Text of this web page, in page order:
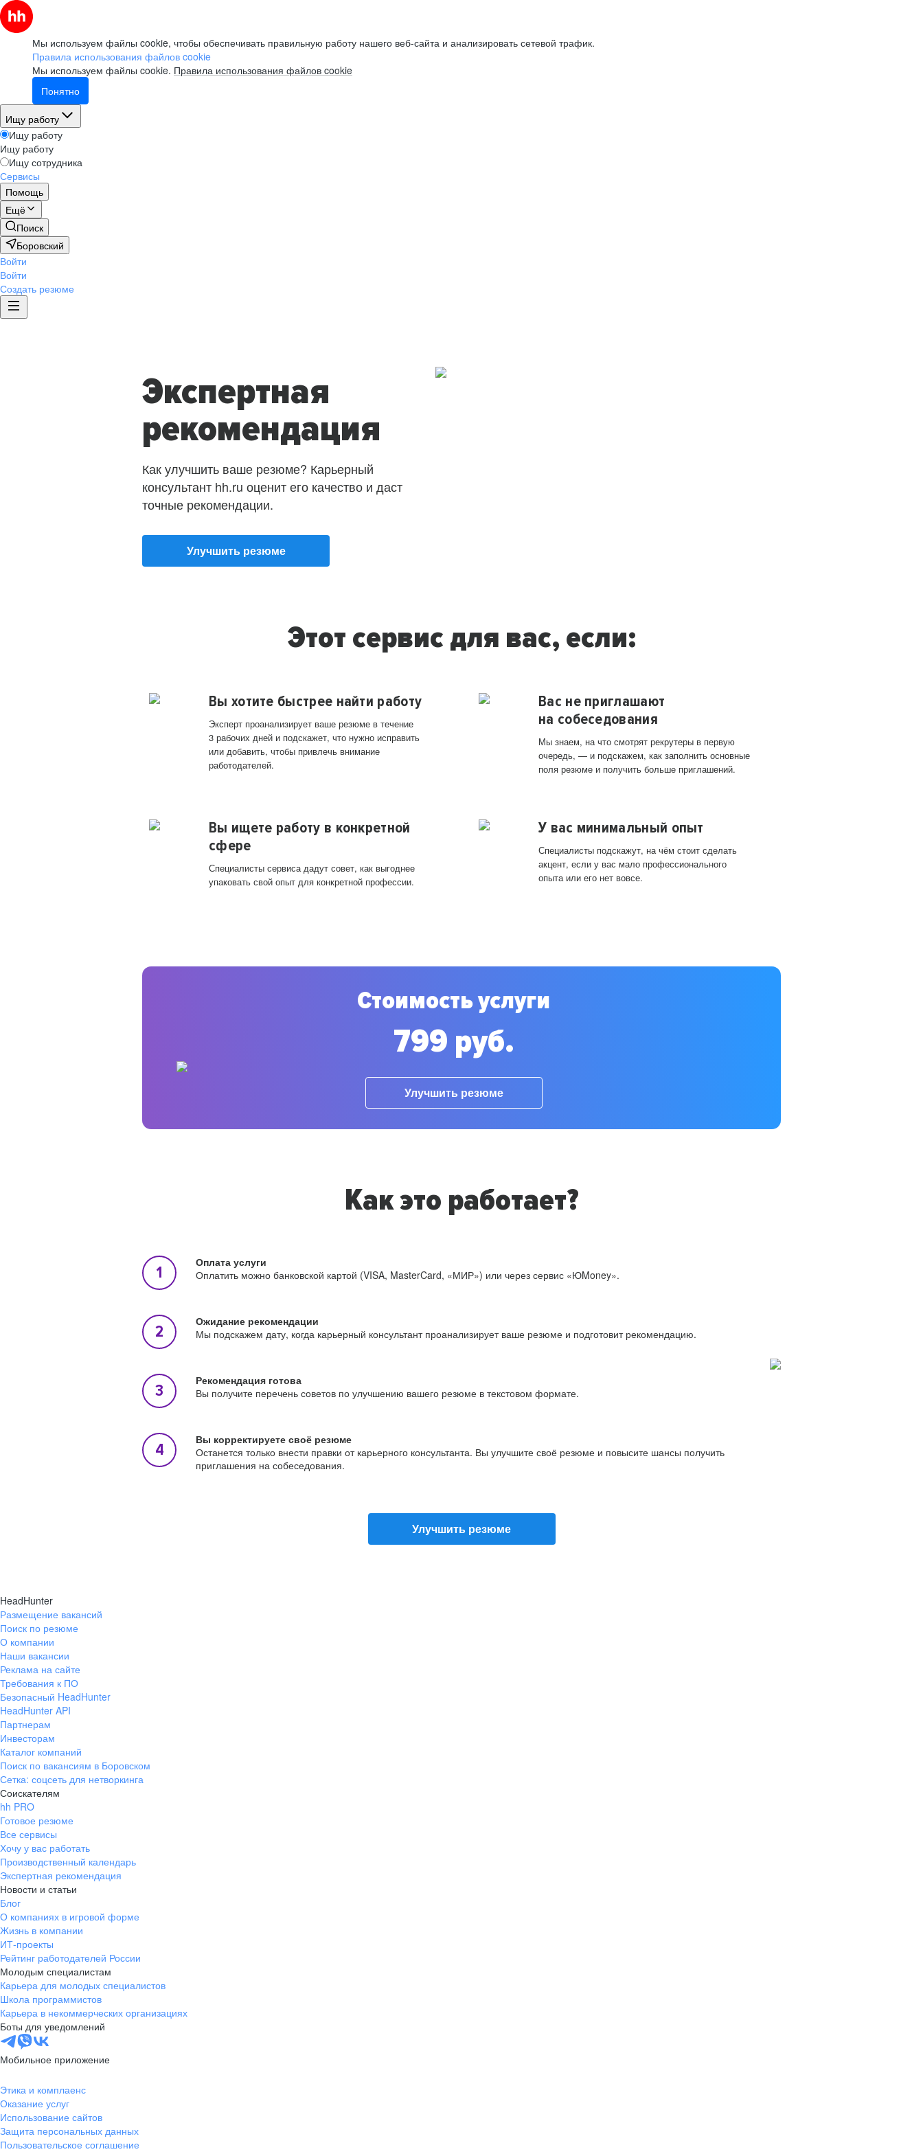
Мы используем файлы cookie, чтобы обеспечивать правильную работу нашего веб-сайта и анализировать сетевой трафик.
Правила использования файлов cookie
Мы используем файлы cookie. Правила использования файлов cookie
Понятно
Ищу работу
Ищу работу
Ищу работу
Ищу сотрудника
Сервисы
Помощь
Ещё
Поиск
Боровский
Войти
Войти
Создать резюме
Экспертная
рекомендация
Как улучшить ваше резюме? Карьерный
консультант hh.ru оценит его качество и даст
точные рекомендации.
Улучшить резюме
Этот сервис для вас, если:
Вы хотите быстрее найти работу
Эксперт проанализирует ваше резюме в течение
3 рабочих дней и подскажет, что нужно исправить
или добавить, чтобы привлечь внимание
работодателей.
Вас не приглашают
на собеседования
Мы знаем, на что смотрят рекрутеры в первую
очередь, — и подскажем, как заполнить основные
поля резюме и получить больше приглашений.
Вы ищете работу в конкретной
сфере
Специалисты сервиса дадут совет, как выгоднее
упаковать свой опыт для конкретной профессии.
У вас минимальный опыт
Специалисты подскажут, на чём стоит сделать
акцент, если у вас мало профессионального
опыта или его нет вовсе.
Стоимость услуги
799 руб.
Улучшить резюме
Как это работает?
Оплата услуги
Оплатить можно банковской картой (VISA, MasterCard, «МИР») или через сервис «ЮMoney».
Ожидание рекомендации
Мы подскажем дату, когда карьерный консультант проанализирует ваше резюме и подготовит рекомендацию.
Рекомендация готова
Вы получите перечень советов по улучшению вашего резюме в текстовом формате.
Вы корректируете своё резюме
Останется только внести правки от карьерного консультанта. Вы улучшите своё резюме и повысите шансы получить
приглашения на собеседования.
Улучшить резюме
HeadHunter
Размещение вакансий
Поиск по резюме
О компании
Наши вакансии
Реклама на сайте
Требования к ПО
Безопасный HeadHunter
HeadHunter API
Партнерам
Инвесторам
Каталог компаний
Поиск по вакансиям в Боровском
Сетка: соцсеть для нетворкинга
Соискателям
hh PRO
Готовое резюме
Все сервисы
Хочу у вас работать
Производственный календарь
Экспертная рекомендация
Новости и статьи
Блог
О компаниях в игровой форме
Жизнь в компании
ИТ-проекты
Рейтинг работодателей России
Молодым специалистам
Карьера для молодых специалистов
Школа программистов
Карьера в некоммерческих организациях
Боты для уведомлений
Мобильное приложение
Этика и комплаенс
Оказание услуг
Использование сайтов
Защита персональных данных
Пользовательское соглашение